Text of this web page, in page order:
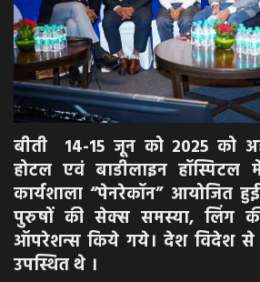
वीडियो
Gallery
बीती 14-15 जून को 2025 को
होटल एवं बाडीलाइन हॉस्पिटल में
कार्यशाला “पेनरेकॉन” आयोजित
पुरुषों की सेक्स समस्या, लिंग की
ऑपरेशन्स किये गये। देश विदेश से
उपस्थित थे ।